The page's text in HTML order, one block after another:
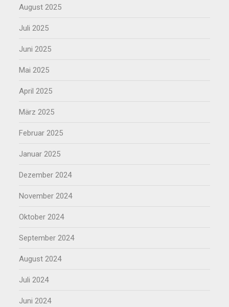
August 2025
Juli 2025
Juni 2025
Mai 2025
April 2025
März 2025
Februar 2025
Januar 2025
Dezember 2024
November 2024
Oktober 2024
September 2024
August 2024
Juli 2024
Juni 2024